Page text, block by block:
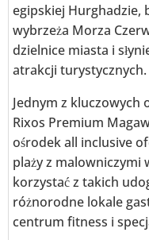
egipskiej Hurghadzie,
wybrzeża Morza
dzielnice miasta i
atrakcji turystycznych.
Jednym z
Rixos Premium
ośrodek all inclusive
plaży z malowniczymi
korzystać z takich
różnorodne lokale
centrum fitness i